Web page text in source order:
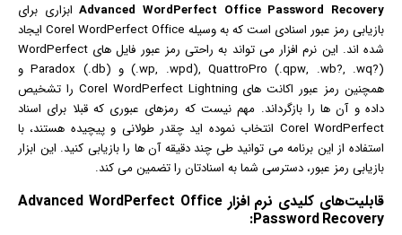
Advanced WordPerfect Office Password Recoveryابزاری برای
بازی
ابی رمز عبور اسنادی است که به وسیله Corel WordPerfect Office ایجاد
شده اند. این نرم افزار
می تواند به راحتی رمز عبور فایل های WordPerfect
(.wp, .wpd), QuattroPro (.qpw, .wb?, .wq?) و Paradox (.db) و
همچنین رمز عبور اکانت های Corel WordPerfect Lightning را تشخیص
داده و آن ها را بازگرداند. مهم نیست که رمزهای عبوری که قبلا برای اسناد
Corel WordPerfect انتخاب نموده اید چقدر طولانی و پیچیده هستند، با
استفاده از این برنامه می توانید طی چند دقیقه آن ها را بازیابی کنید. این ابزار
بازیابی رمز عبور، دسترسی شما به اسنادتان را تضمین می کند.
قابلیت‌های کلیدی نرم افزار Advanced WordPerfect Office
Password Recovery: